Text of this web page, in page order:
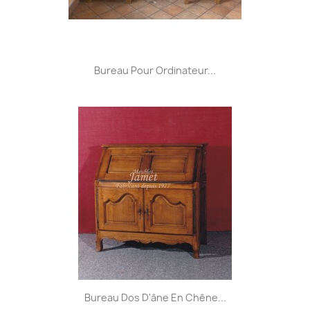
Bureau Pour Ordinateur...
Bureau Dos D'âne En Chêne...